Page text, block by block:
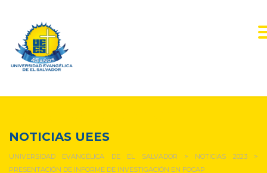
NOTICIAS UEES
UNIVERSIDAD EVANGÉLICA DE EL SALVADOR > NOTICIAS 2023>
PRESENTACIÓN DE INFORME DE INVESTIGACIÓN EN FOCAP